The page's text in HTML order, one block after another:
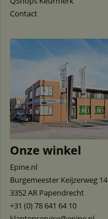
Contact
Onze winkel
Epine.nl
Burgemeester Keijzerweg 14
3352 AR Papendrecht
+31 (0) 78 641 64 10